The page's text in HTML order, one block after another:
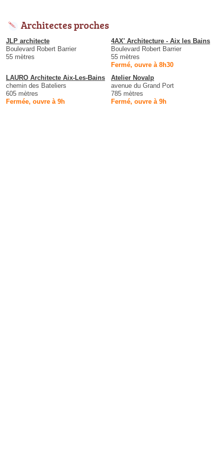
Architectes proches
JLP architecte
Boulevard Robert Barrier
55 mètres
4AX' Architecture - Aix les Bains
Boulevard Robert Barrier
55 mètres
Fermé, ouvre à 8h30
LAURO Architecte Aix-Les-Bains
chemin des Bateliers
605 mètres
Fermée, ouvre à 9h
Atelier Novalp
avenue du Grand Port
785 mètres
Fermé, ouvre à 9h